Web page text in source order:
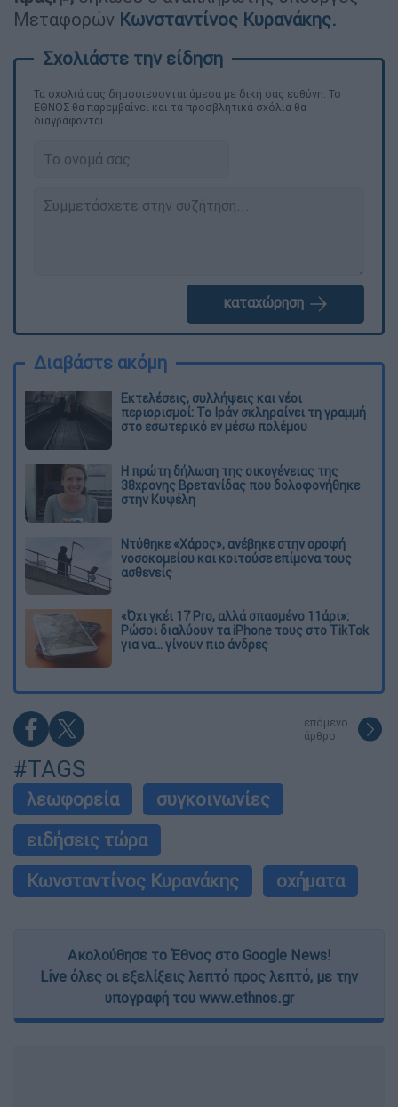
Μεταφορών Κωνσταντίνος Κυρανάκης.
Τα σχολιά σας δημοσιεύονται άμεσα με δική σας ευθύνη. Το
ΕΘΝΟΣ θα παρεμβαίνει και τα προσβλητικά σχόλια θα
διαγράφονται
καταχώρηση
Διαβάστε ακόμη
Εκτελέσεις, συλλήψεις και νέοι
περιορισμοί: Το Ιράν σκληραίνει τη γραμμή
στο εσωτερικό εν μέσω πολέμου
Η πρώτη δήλωση της οικογένειας της
38χρονης Βρετανίδας που δολοφονήθηκε
στην Κυψέλη
Ντύθηκε «Χάρος», ανέβηκε στην οροφή
νοσοκομείου και κοιτούσε επίμονα τους
ασθενείς
«Όχι γκέι 17 Pro, αλλά σπασμένο 11άρι»:
Ρώσοι διαλύουν τα iPhone τους στο TikTok
για να... γίνουν πιο άνδρες
επόμενο
άρθρο
#TAGS
λεωφορεία
συγκοινωνίες
ειδήσεις τώρα
Κωνσταντίνος Κυρανάκης
οχήματα
Ακολούθησε το Έθνος στο Google News!
Live όλες οι εξελίξεις λεπτό προς λεπτό, με την
υπογραφή του www.ethnos.gr